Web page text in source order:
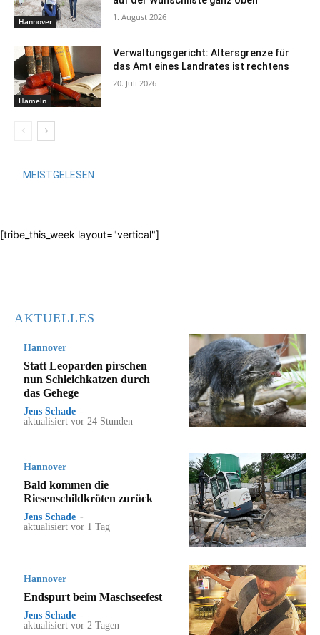
Hannover 1. August 2026
Hameln
Verwaltungsgericht: Altersgrenze für
das Amt eines Landrates ist rechtens
20. Juli 2026
MEISTGELESEN
[tribe_this_week layout="vertical"]
AKTUELLES
Hannover
Statt Leoparden pirschen
nun Schleichkatzen durch
das Gehege
Jens Schade -
aktualisiert vor 24 Stunden
Hannover
Bald kommen die
Riesenschildkröten zurück
Jens Schade -
aktualisiert vor 1 Tag
Hannover
Endspurt beim Maschseefest
Jens Schade -
aktualisiert vor 2 Tagen